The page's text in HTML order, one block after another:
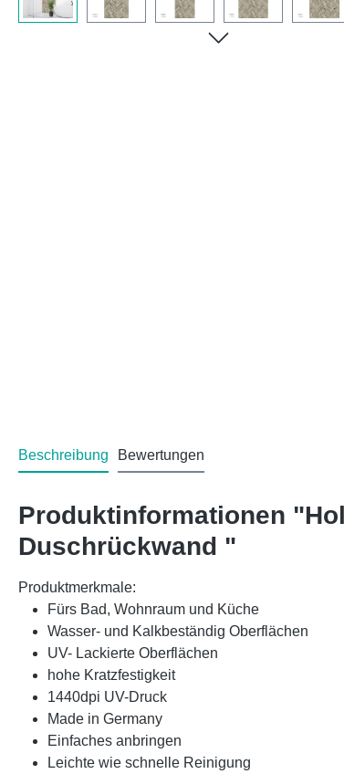
Beschreibung Bewertungen
Produktinformationen
Duschrückwand "
Produktmerkmale:
Fürs Bad, Wohnraum und Küche
Wasser- und Kalkbeständig Oberflächen
UV- Lackierte Oberflächen
hohe Kratzfestigkeit
1440dpi UV-Druck
Made in Germany
Einfaches anbringen
Leichte wie schnelle Reinigung